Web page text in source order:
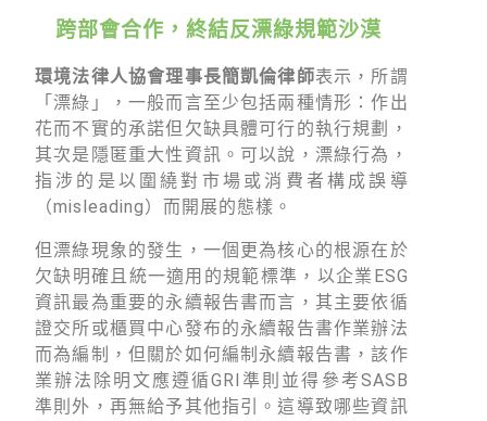
跨部會合作，終結反漂綠規範沙漠
環境法律人協會理事長簡凱倫律師表示，所謂
「漂綠」，一般而言至少包括兩種情形：作出
花而不實的承諾但欠缺具體可行的執行規劃，
其次是隱匿重大性資訊。可以說，漂綠行為，
指涉的是以圍繞對市場或消費者構成誤導
（misleading）而開展的態樣。
但漂綠現象的發生，一個更為核心的根源在於
欠缺明確且統一適用的規範標準，以企業ESG
資訊最為重要的永續報告書而言，其主要依循
證交所或櫃買中心發布的永續報告書作業辦法
而為編制，但關於如何編制永續報告書，該作
業辦法除明文應遵循GRI準則並得參考SASB
準則外，再無給予其他指引。這導致哪些資訊